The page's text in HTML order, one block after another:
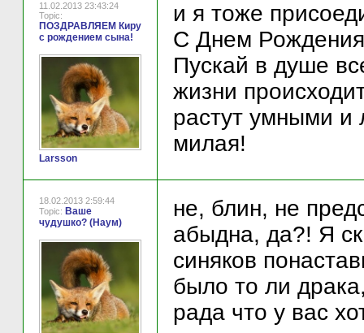
11.02.2013 23:43:24
Topic:
ПОЗДРАВЛЯЕМ Киру
с рождением сына!
Larsson
и я тоже
С Днем
Пускай в душе
жизни
растут умными и
милая!
18.02.2013 2:59:44
Topic: Ваше
чудушко? (Наум)
не, блин, не
абыдна, да?! Я
синяков
было то ли
рада что у вас